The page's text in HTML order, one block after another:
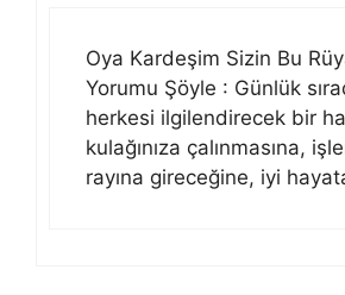
Oya Kardeşim Sizin Bu
Yorumu Şöyle : Günlük
herkesi ilgilendirecek bir
kulağınıza çalınmasına,
rayına gireceğine, iyi